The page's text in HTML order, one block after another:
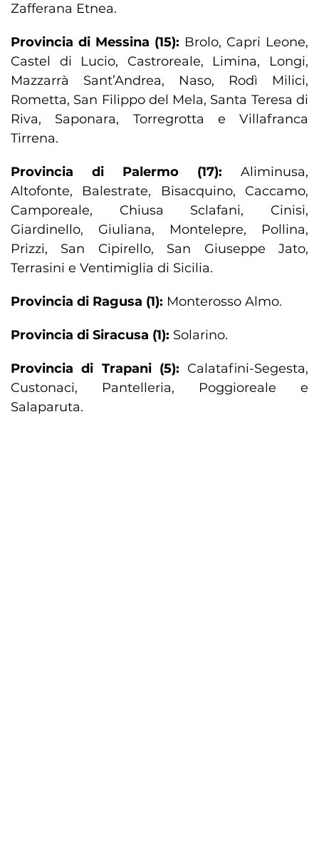
Zafferana Etnea.
Provincia di Messina (15): Brolo, Capri Leone,
Castel di Lucio, Castroreale, Limina, Longi,
Mazzarrà Sant’Andrea, Naso, Rodì Milici,
Rometta, San Filippo del Mela, Santa Teresa di
Riva, Saponara, Torregrotta e Villafranca
Tirrena.
Provincia di Palermo (17): Aliminusa,
Altofonte, Balestrate, Bisacquino, Caccamo,
Camporeale, Chiusa Sclafani, Cinisi,
Giardinello, Giuliana, Montelepre, Pollina,
Prizzi, San Cipirello, San Giuseppe Jato,
Terrasini e Ventimiglia di Sicilia.
Provincia di Ragusa (1): Monterosso Almo.
Provincia di Siracusa (1): Solarino.
Provincia di Trapani (5): Calatafini-Segesta,
Custonaci, Pantelleria, Poggioreale e
Salaparuta.